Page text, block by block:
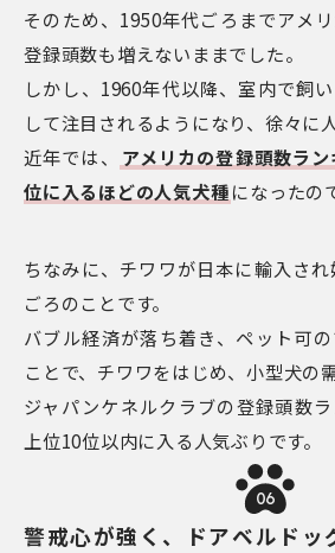
そのため、1950年代ごろまでアメリ
登録頭数も増えないままでした。
しかし、1960年代以降、室内で飼
して注目されるようになり、徐々に
近年では、
アメリカの登録頭数ラ
位に入るほどの人気犬種になったの
ちなみに、チワワが日本に輸入さ
ごろのことです。
バブル経済が落ち着き、ペット可
ことで、チワワをはじめ、小型犬の
ジャパンケネルクラブの登録頭数
上位10位以内に入る人気ぶりです。
06
警戒心が強く、ドアベルドッ